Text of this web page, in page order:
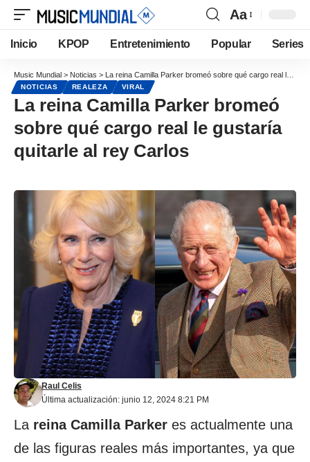
Aa
Inicio KPOP Entretenimiento Popular Series
Music Mundial > Noticias > La reina Camilla Parker bromeó sobre qué cargo real le gustaría quitarle al rey Carlos
NOTICIAS REALEZA VIRAL
La reina Camilla Parker bromeó
sobre qué cargo real le gustaría
quitarle al rey Carlos
Última actualización: junio 12, 2024 8:21 PM
Raul Celis
La reina Camilla Parker es actualmente una
de las figuras reales más importantes, ya que